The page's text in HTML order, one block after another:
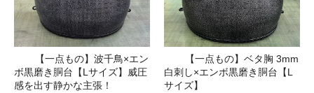
【一点もの】波千鳥×エン
ボ黒磨き胴台【Lサイズ】威圧
感を出す静かな主張！
【一点もの】ベタ胸 3mm
白刺し×エンボ黒磨き胴台【L
サイズ】